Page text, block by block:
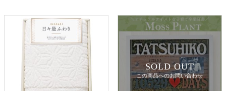
SOLD OUT
この商品へのお問い合わせ